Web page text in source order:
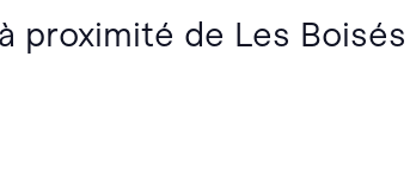
proximité de Les